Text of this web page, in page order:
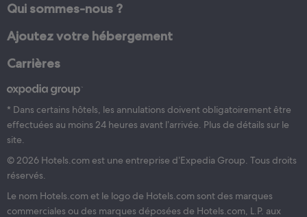
Qui sommes-nous ?
Ajoutez votre hébergement
Carrières
* Dans certains hôtels, les annulations doivent obligatoirement être
effectuées au moins 24 heures avant l’arrivée. Plus de détails sur le
site.
© 2026 Hotels.com est une entreprise d’Expedia Group. Tous droits
réservés.
Le nom Hotels.com et le logo de Hotels.com sont des marques
commerciales ou des marques déposées de Hotels.com, L.P. aux